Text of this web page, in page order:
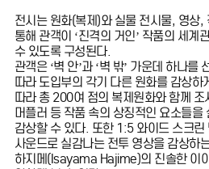
전시는 원화(복제)와 실물 전시물, 영상
통해 관객이 ‘진격의 거인’ 작품의 세계
수 있도록 구성된다.
관객은 ‘벽 안’과 ‘벽 밖’ 가운데 하나를
따라 도입부의 각기 다른 원화를 감상하
따라 총 200여 점의 복제원화와 함께
머플러 등 작품 속의 상징적인 요소들을
감상할 수 있다. 또한 1:5 와이드 스크린
사운드로 실감나는 전투 영상을 감상하
하지메(Isayama Hajime)의 진솔한 이